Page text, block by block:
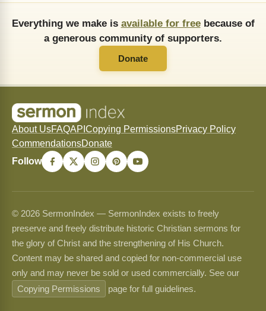
Everything we make is available for freebecause of
a generous community of supporters.
Donate
About UsFAQAPI Copying PermissionsPrivacy Policy
CommendationsDonate
Follow
© 2026 SermonIndex — SermonIndex exists to freely
preserve and freely distribute historic Christian sermons for
the glory of Christ and the strengthening of His Church.
Content may be shared and copied for non-commercial use
only and may never be sold or used commercially. See our
Copying Permissions
page for full guidelines.